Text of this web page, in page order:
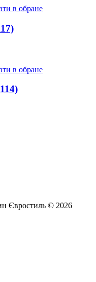
в обране
в обране
Євростиль © 2026